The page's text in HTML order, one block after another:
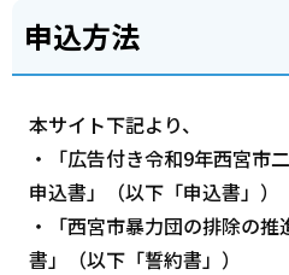
申込方法
本サイト下記より、
・「広告付き令和9年西宮市
申込書」（以下「申込書」）
・「西宮市暴力団の排除の
書」（以下「誓約書」）